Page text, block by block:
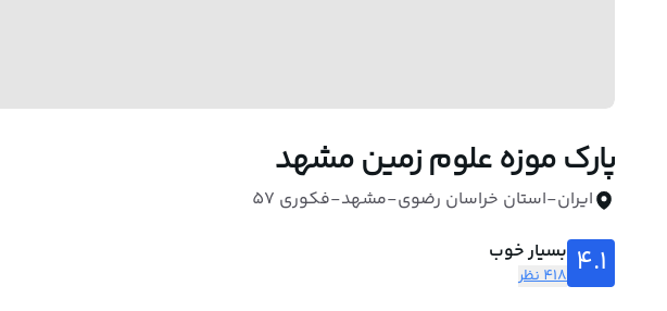
پارک موزه علوم زمین مشهد
ایران-استان خراسان رضوی-مشهد-فکوری 57
4.1 بسیار خوب
418 نظر